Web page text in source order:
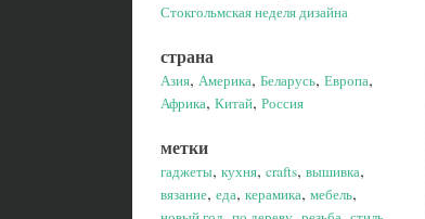
Стокгольмская неделя дизайна
страна
Азия, Америка, Беларусь, Европа,
Африка, Китай, Россия
метки
гаджеты, кухня, crafts, вышивка,
вязание, еда, керамика, мебель,